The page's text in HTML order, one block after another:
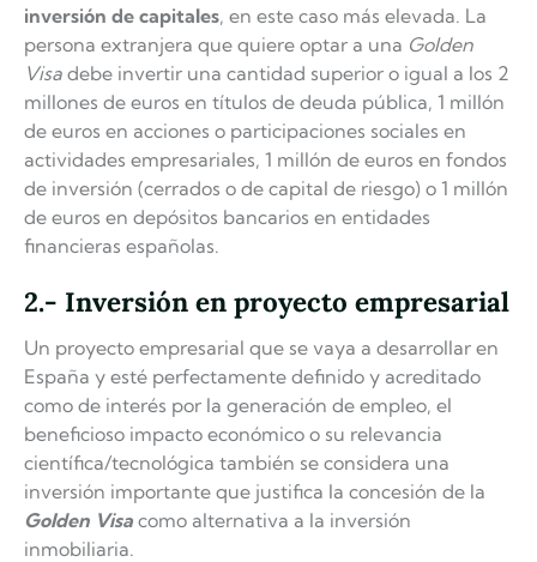
inversión de capitales, en este caso más elevada. La
persona extranjera que quiere optar a una Golden
Visa debe invertir una cantidad superior o igual a los 2
millones de euros en títulos de deuda pública, 1 millón
de euros en acciones o participaciones sociales en
actividades empresariales, 1 millón de euros en fondos
de inversión (cerrados o de capital de riesgo) o 1 millón
de euros en depósitos bancarios en entidades
financieras españolas.
2.- Inversión en proyecto empresarial
Un proyecto empresarial que se vaya a desarrollar en
España y esté perfectamente definido y acreditado
como de interés por la generación de empleo, el
beneficioso impacto económico o su relevancia
científica/tecnológica también se considera una
inversión importante que justifica la concesión de la
Golden Visa como alternativa a la inversión
inmobiliaria.